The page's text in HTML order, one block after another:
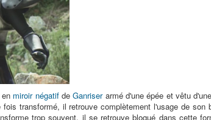
miroir négatifdeGanriserarmé d'une épée et vêtu
fois transformé, il retrouve complètement l'usage de
trop souvent, il se retrouve bloqué dans cette